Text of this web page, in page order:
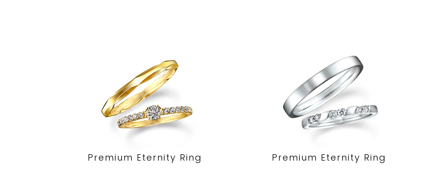
Premium Eternity Ring Premium Eternity Ring